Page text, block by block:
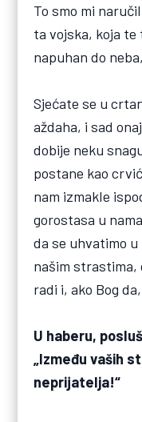
To smo mi
ta vojska, koja
napuhan do
Sjećate se u
aždaha, i sad
dobije neku
postane kao
nam izmakle
gorostasa u
da se uhvatimo
našim strastima,
radi i, ako Bog
U haberu,
„Između vaših
neprijatelja!“